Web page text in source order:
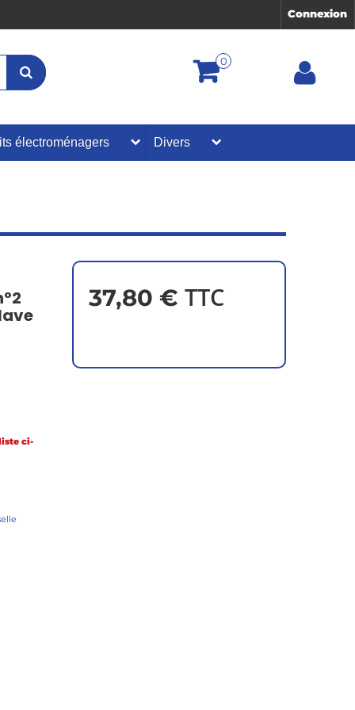
Connexion
0
électroménagers Divers
ci-
37,80 € TTC